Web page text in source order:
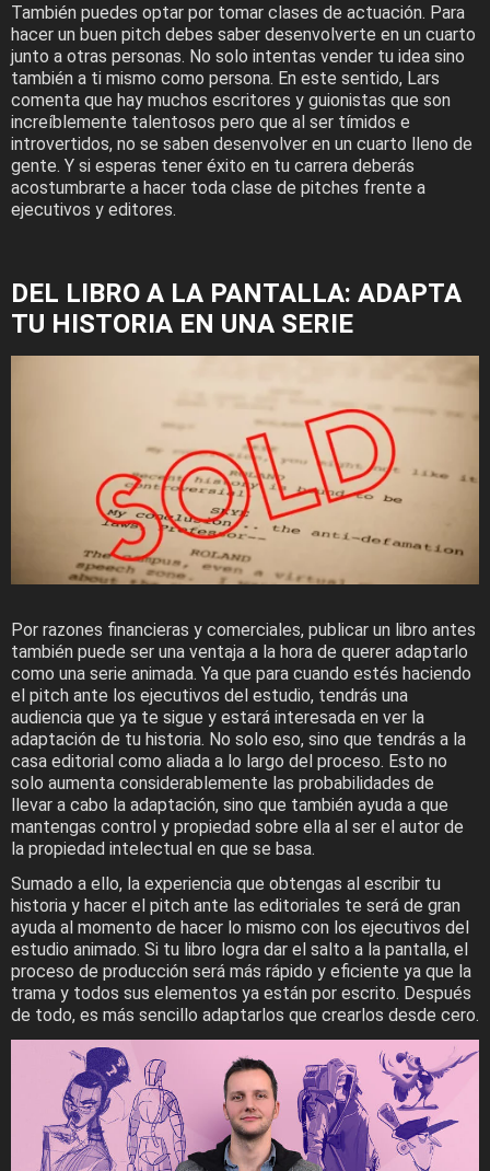
También puedes optar por tomar clases de actuación. Para
hacer un buen pitch debes saber desenvolverte en un cuarto
junto a otras personas. No solo intentas vender tu idea sino
también a ti mismo como persona. En este sentido, Lars
comenta que hay muchos escritores y guionistas que son
increíblemente talentosos pero que al ser tímidos e
introvertidos, no se saben desenvolver en un cuarto lleno de
gente. Y si esperas tener éxito en tu carrera deberás
acostumbrarte a hacer toda clase de pitches frente a
ejecutivos y editores.
DEL LIBRO A LA PANTALLA: ADAPTA
TU HISTORIA EN UNA SERIE
Por razones financieras y comerciales, publicar un libro antes
también puede ser una ventaja a la hora de querer adaptarlo
como una serie animada. Ya que para cuando estés haciendo
el pitch ante los ejecutivos del estudio, tendrás una
audiencia que ya te sigue y estará interesada en ver la
adaptación de tu historia. No solo eso, sino que tendrás a la
casa editorial como aliada a lo largo del proceso. Esto no
solo aumenta considerablemente las probabilidades de
llevar a cabo la adaptación, sino que también ayuda a que
mantengas control y propiedad sobre ella al ser el autor de
la propiedad intelectual en que se basa.
Sumado a ello, la experiencia que obtengas al escribir tu
historia y hacer el pitch ante las editoriales te será de gran
ayuda al momento de hacer lo mismo con los ejecutivos del
estudio animado. Si tu libro logra dar el salto a la pantalla, el
proceso de producción será más rápido y eficiente ya que la
trama y todos sus elementos ya están por escrito. Después
de todo, es más sencillo adaptarlos que crearlos desde cero.